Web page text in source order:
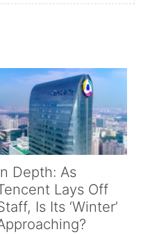
Depth: As
Lays Off
Is Its ‘Winter’